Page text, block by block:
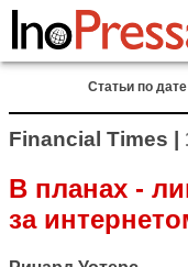
Статьи по дате
Financial Times |
В планах -
за